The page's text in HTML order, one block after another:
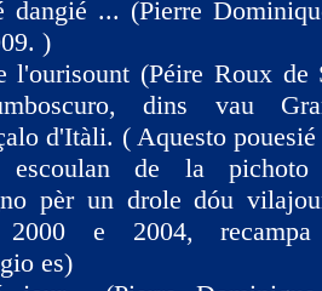
dangié ... (Pierre
)
l'ourisount (Péire Roux de
dins vau
d'Itàli. ( Aquesto
de la pichoto
pèr un drole dóu
2000 e 2004,
es)